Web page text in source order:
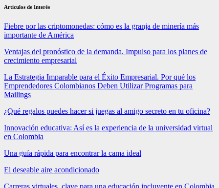
Artículos de Interés
Fiebre por las criptomonedas: cómo es la granja de minería más
importante de América
Ventajas del pronóstico de la demanda. Impulso para los planes de
crecimiento empresarial
La Estrategia Imparable para el Éxito Empresarial. Por qué los
Emprendedores Colombianos Deben Utilizar Programas para
Mailings
¿Qué regalos puedes hacer si juegas al amigo secreto en tu oficina?
Innovación educativa: Así es la experiencia de la universidad virtual
en Colombia
Una guía rápida para encontrar la cama ideal
El deseable aire acondicionado
Carreras virtuales, clave para una educación incluyente en Colombia